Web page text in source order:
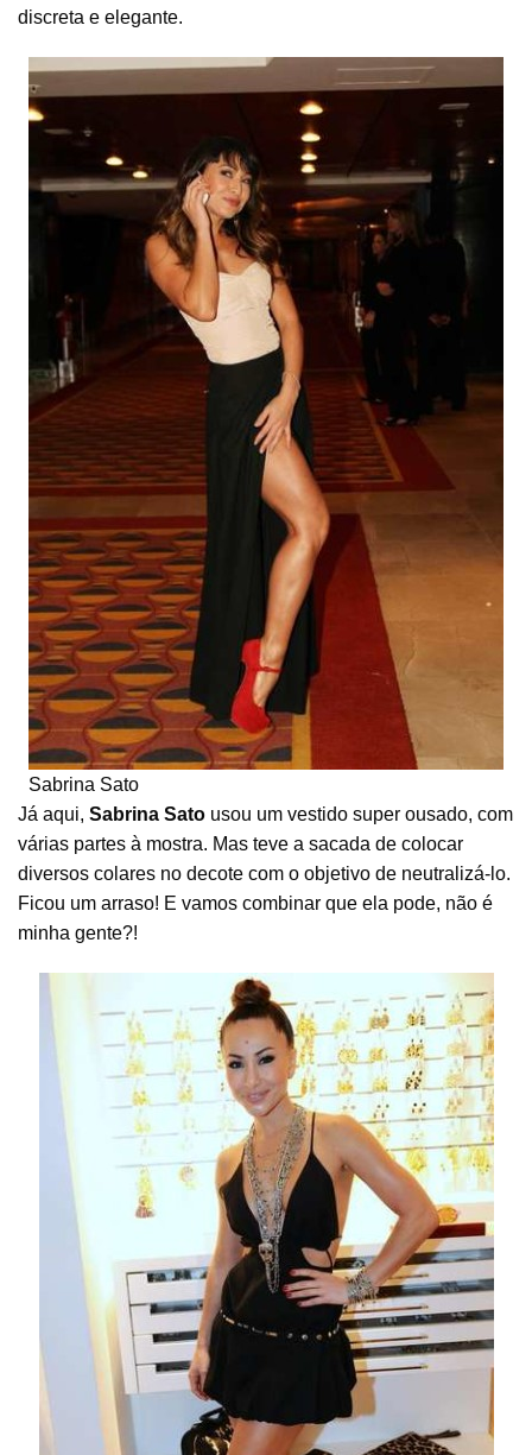
discreta e elegante.
Sabrina Sato
Já aqui, Sabrina Sato usou um vestido super ousado, com
várias partes à mostra. Mas teve a sacada de colocar
diversos colares no decote com o objetivo de neutralizá-lo.
Ficou um arraso! E vamos combinar que ela pode, não é
minha gente?!